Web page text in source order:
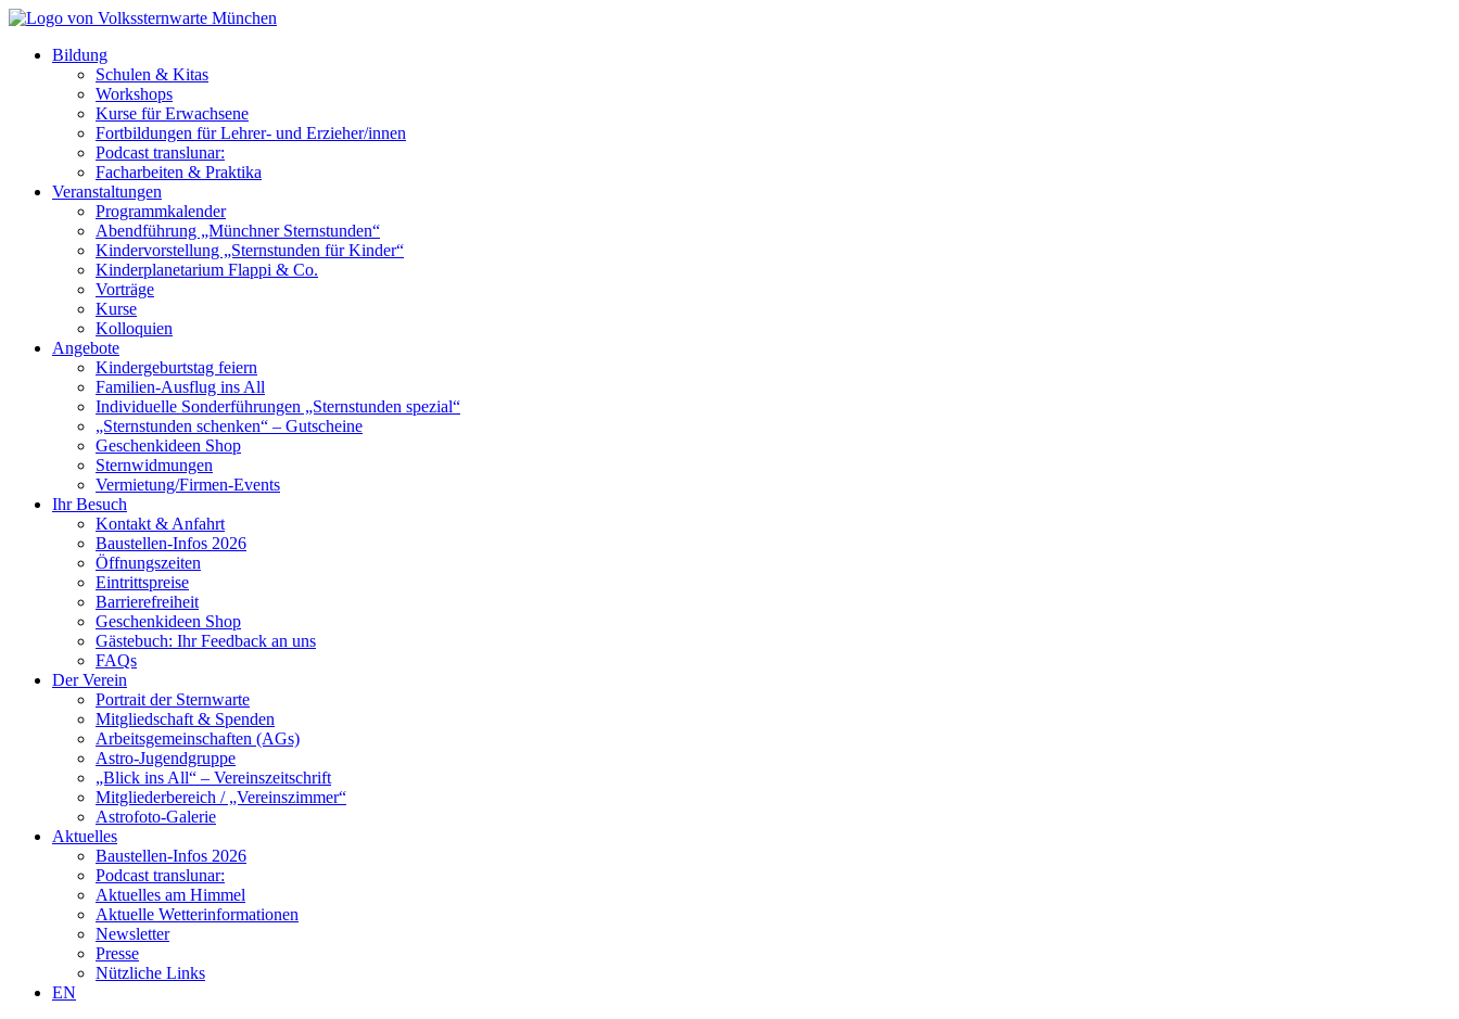
Bildung
Schulen & Kitas
Workshops
Kurse für Erwachsene
Fortbildungen für Lehrer- und Erzieher/innen
Podcast translunar:
Facharbeiten & Praktika
Veranstaltungen
Programmkalender
Abendführung „Münchner Sternstunden“
Kindervorstellung „Sternstunden für Kinder“
Kinderplanetarium Flappi & Co.
Vorträge
Kurse
Kolloquien
Angebote
Kindergeburtstag feiern
Familien-Ausflug ins All
Individuelle Sonderführungen „Sternstunden spezial“
„Sternstunden schenken“ – Gutscheine
Geschenkideen Shop
Sternwidmungen
Vermietung/Firmen-Events
Ihr Besuch
Kontakt & Anfahrt
Baustellen-Infos 2026
Öffnungszeiten
Eintrittspreise
Barrierefreiheit
Geschenkideen Shop
Gästebuch: Ihr Feedback an uns
FAQs
Der Verein
Portrait der Sternwarte
Mitgliedschaft & Spenden
Arbeitsgemeinschaften (AGs)
Astro-Jugendgruppe
„Blick ins All“ – Vereinszeitschrift
Mitgliederbereich / „Vereinszimmer“
Astrofoto-Galerie
Aktuelles
Baustellen-Infos 2026
Podcast translunar:
Aktuelles am Himmel
Aktuelle Wetterinformationen
Newsletter
Presse
Nützliche Links
EN